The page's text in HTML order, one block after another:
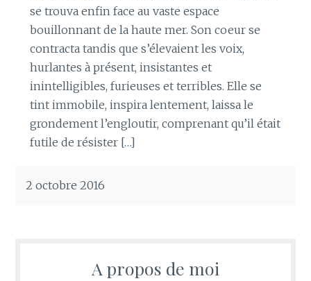
se trouva enfin face au vaste espace
bouillonnant de la haute mer. Son coeur se
contracta tandis que s’élevaient les voix,
hurlantes à présent, insistantes et
inintelligibles, furieuses et terribles. Elle se
tint immobile, inspira lentement, laissa le
grondement l’engloutir, comprenant qu’il était
futile de résister […]
2 octobre 2016
A propos de moi